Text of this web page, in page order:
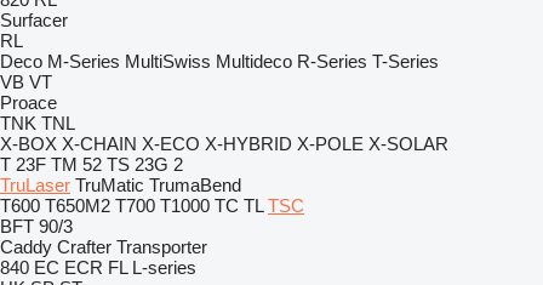
Surfacer
RL
Deco M-Series MultiSwiss Multideco R-Series T-Series
VB VT
Proace
TNK TNL
X-BOX X-CHAIN X-ECO X-HYBRID X-POLE X-SOLAR
T 23F TM 52 TS 23G 2
TruLaser TruMatic TrumaBend
T600 T650M2 T700 T1000 TC TL TSC
BFT 90/3
Caddy Crafter Transporter
840 EC ECR FL L-series